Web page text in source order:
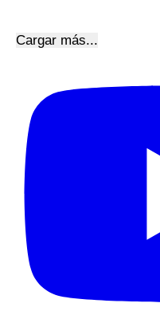
Cargar más...